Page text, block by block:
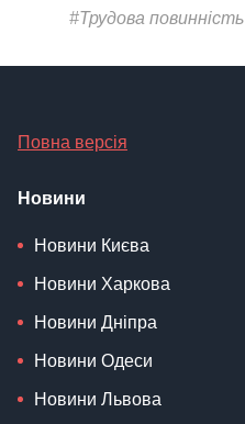
#Трудова повинність
Повна версія
Новини
Новини Києва
Новини Харкова
Новини Дніпра
Новини Одеси
Новини Львова